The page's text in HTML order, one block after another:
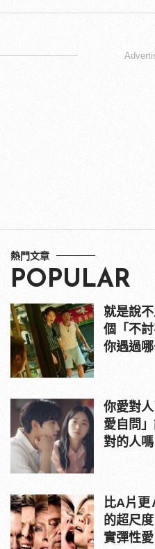
熱門文章
POPULAR
就是說
個「不
你遇過
你愛對
愛自問
對的人嗎
比A片更
的超尺
實彈性